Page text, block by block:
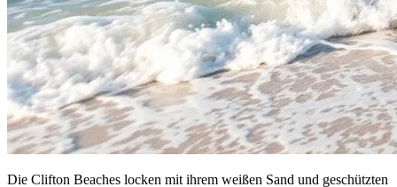
Die Clifton Beaches locken mit ihrem weißen Sand und geschützten